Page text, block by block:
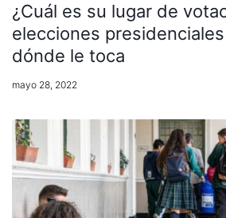
¿Cuál es su lugar de
elecciones
dónde le toca
mayo 28, 2022